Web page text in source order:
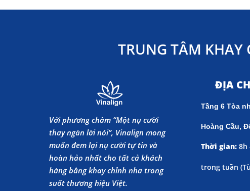
TRUNG TÂM KHAY
Với phương châm “Một nụ cười
thay ngàn lời nói”, Vinalign mong
muốn đem lại nụ cười tự tin và
hoàn hảo nhất cho tất cả khách
hàng bằng khay chỉnh nha trong
suốt thương hiệu Việt.
ĐỊA
Tầng 6 Tòa
Hoàng Cầu,
Thời gian: 8h
trong tuần (